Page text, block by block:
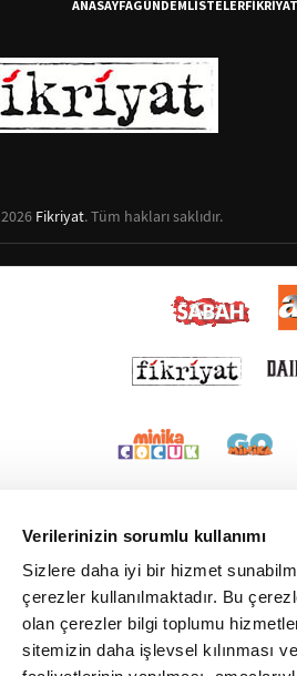
Verilerinizin sorumlu kullanımı
Sizlere daha iyi bir hizmet
çerezler kullanılmaktadır. Bu
olan çerezler bilgi toplumu
sitemizin daha işlevsel kılınması
ANASAYFAGÜNDEMLİSTELER
2026 Fikriyat. Tüm hakları saklıdır.